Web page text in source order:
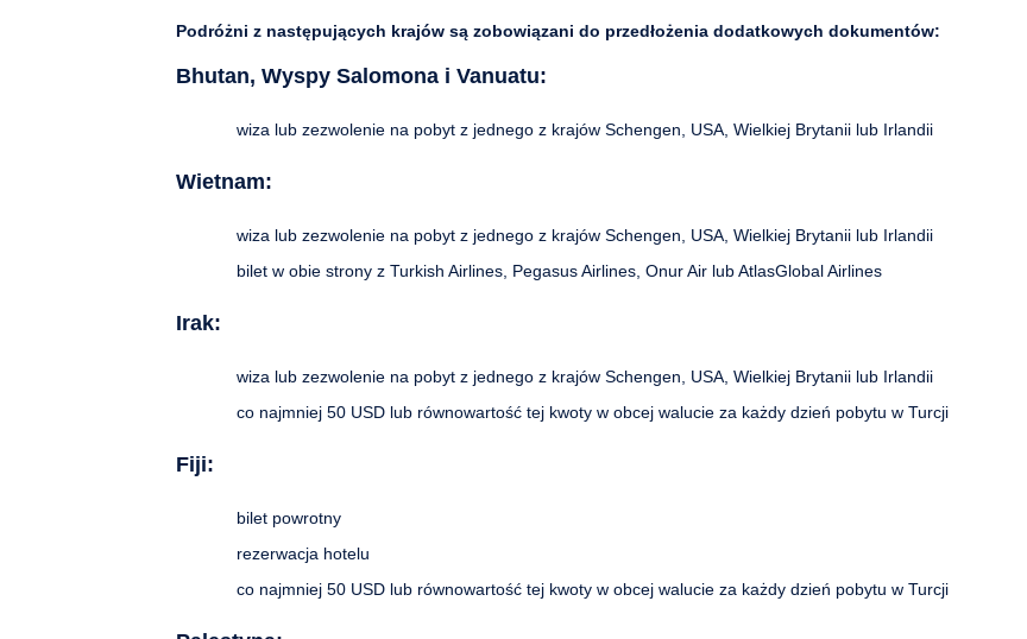
Podróżni z następujących krajów są zobowiązani do przedłożenia dodatkowych dokumentów:
Bhutan, Wyspy Salomona i Vanuatu:
wiza lub zezwolenie na pobyt z jednego z krajów Schengen, USA, Wielkiej Brytanii lub Irlandii
Wietnam:
wiza lub zezwolenie na pobyt z jednego z krajów Schengen, USA, Wielkiej Brytanii lub Irlandii
bilet w obie strony z Turkish Airlines, Pegasus Airlines, Onur Air lub AtlasGlobal Airlines
Irak:
wiza lub zezwolenie na pobyt z jednego z krajów Schengen, USA, Wielkiej Brytanii lub Irlandii
co najmniej 50 USD lub równowartość tej kwoty w obcej walucie za każdy dzień pobytu w Turcji
Fiji:
bilet powrotny
rezerwacja hotelu
co najmniej 50 USD lub równowartość tej kwoty w obcej walucie za każdy dzień pobytu w Turcji